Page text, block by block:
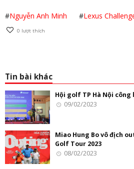
#Nguyễn Anh Minh #Lexus
0 lượt thích
Tin bài khác
Hội golf TP Hà Nội công
09/02/2023
Miao Hung Bo vô địch
Golf Tour 2023
08/02/2023